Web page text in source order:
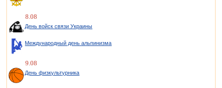
8.08
День войск связи Украины
Международный день альпинизма
9.08
День физкультурника